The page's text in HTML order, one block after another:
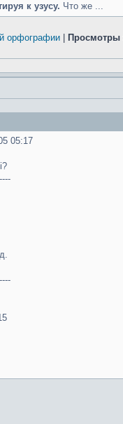
к узусу. Что же ...
орфографии Просмотры
05:17